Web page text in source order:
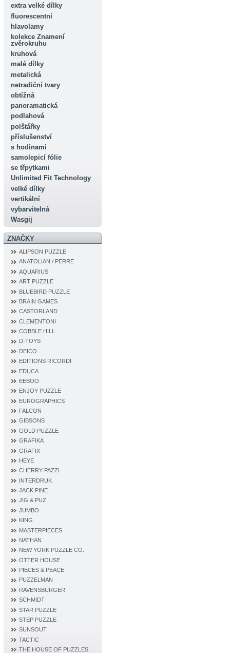
extra velké dílky
fluorescentní
hlavolamy
kolekce Znamení
zvěrokruhu
kruhová
malé dílky
metalická
netradiční tvary
obtížná
panoramatická
podlahová
polštářky
příslušenství
s hodinami
samolepicí fólie
se třpytkami
Unlimited Fit Technology
velké dílky
vertikální
vybarvitelná
Wasgij
ZNAČKY
ALIPSON PUZZLE
ANATOLIAN / PERRE
AQUARIUS
ART PUZZLE
BLUEBIRD PUZZLE
BRAIN GAMES
CASTORLAND
CLEMENTONI
COBBLE HILL
D‐TOYS
DEICO
EDITIONS RICORDI
EDUCA
EEBOO
ENJOY PUZZLE
EUROGRAPHICS
FALCON
GIBSONS
GOLD PUZZLE
GRAFIKA
GRAFIX
HEYE
CHERRY PAZZI
INTERDRUK
JACK PINE
JIG & PUZ
JUMBO
KING
MASTERPIECES
NATHAN
NEW YORK PUZZLE CO.
OTTER HOUSE
PIECES & PEACE
PUZZELMAN
RAVENSBURGER
SCHMIDT
STAR PUZZLE
STEP PUZZLE
SUNSOUT
TACTIC
THE HOUSE OF PUZZLES